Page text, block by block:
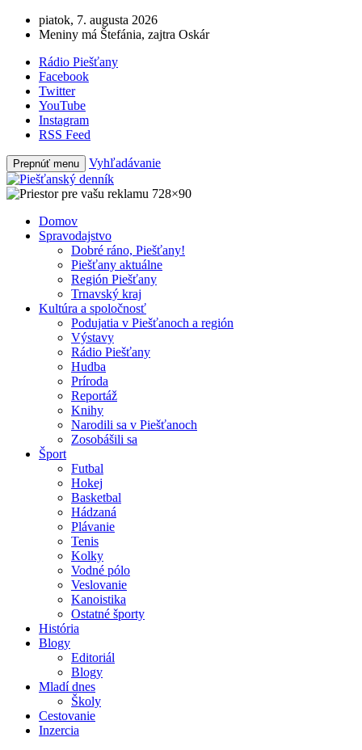
piatok, 7. augusta 2026
Meniny má Štefánia, zajtra Oskár
Rádio Piešťany
Facebook
Twitter
YouTube
Instagram
RSS Feed
Prepnúť menu Vyhľadávanie
Domov
Spravodajstvo
Dobré ráno, Piešťany!
Piešťany aktuálne
Región Piešťany
Trnavský kraj
Kultúra a spoločnosť
Podujatia v Piešťanoch a región
Výstavy
Rádio Piešťany
Hudba
Príroda
Reportáž
Knihy
Narodili sa v Piešťanoch
Zosobášili sa
Šport
Futbal
Hokej
Basketbal
Hádzaná
Plávanie
Tenis
Kolky
Vodné pólo
Veslovanie
Kanoistika
Ostatné športy
História
Blogy
Editoriál
Blogy
Mladí dnes
Školy
Cestovanie
Inzercia